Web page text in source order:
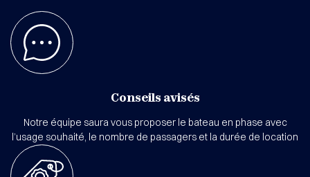
Conseils avisés
Notre équipe saura vous proposer le bateau en phase avec
l’usage souhaité, le nombre de passagers et la durée de location